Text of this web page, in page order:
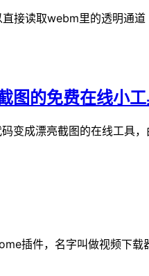
接读取webm里的透明通
图的免费在线小
变成漂亮截图的在线工具
插件，名字叫做视频下